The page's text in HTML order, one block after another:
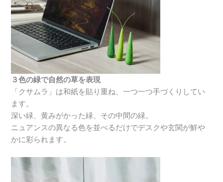
３色の緑で自然の草を表現
「クサムラ」は和紙を貼り重ね、一つ一つ手づくりしてい
ます。
深い緑、黄みがかった緑、その中間の緑。
ニュアンスの異なる色を並べるだけでデスクや玄関が鮮や
かに彩られます。